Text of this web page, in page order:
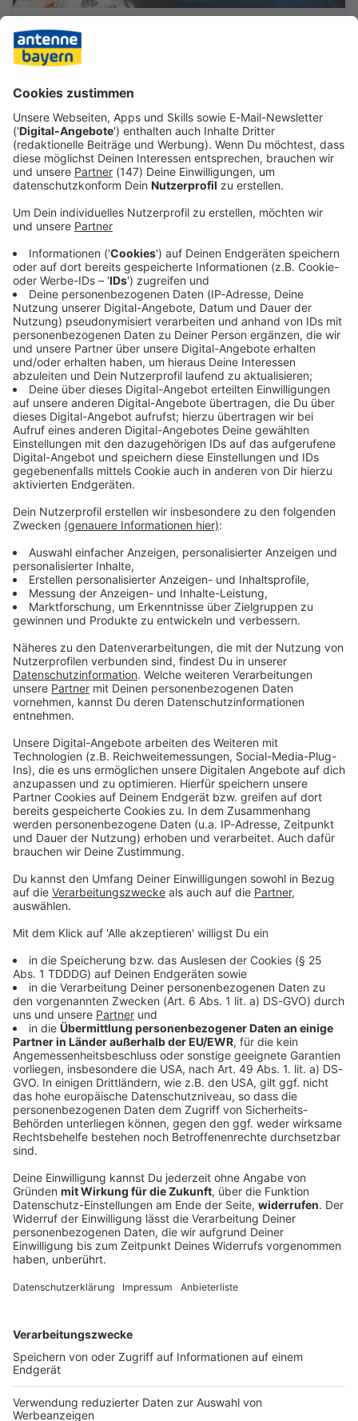
ANTENNE BAYERN – Bock auf Bayern:
Hier Urlaubs-Highlights sichern!
Gemeinsam machen wir Bayern in diesem Sommer
ihr Bock? Macht mit, verratet es uns und lasst es uns
zusammen erleben.
Jetzt Push aktivieren
Hier geht's zu allen Finalisten:
The next Radiostar - Finalist: Der Mode-
Revoluzzer Sebastian
ANTENNE BAYERN sucht "The next Radiostar"! Hier
lernt ihr Sebastian, den Mode-Revoluzzer kennen.
Wer wird am Ende die Krone als „The Next Radiostar“
tragen? Ihr entscheidet!
The next Radiostar - Finalist: Die lässige
Lara
lernt ihr die lässige Lara kennen. Wer wird am Ende
die Krone als „The Next Radiostar“ tragen? Ihr
entscheidet!
The next Radiostar - Finalist: Die coole
Jule
ANTENNE BAYERN sucht "The next Radiostar"! Hier
Krone als „The Next Radiostar“ tragen? Ihr
DAS KÖNNTE DICH AUCH INTERESSIEREN
The next Radiostar - Finalist: Die lässige Lara
ANTENNE BAYERN sucht "The next Radiostar"! Hier
lernt ihr die lässige Lara kennen. Wer wird am Ende
die Krone als „The Next Radiostar“ tragen? Ihr
entscheidet!
The next Radiostar - Finalist: Die coole Jule
ANTENNE BAYERN sucht "The next Radiostar"! Hier
lernt ihr die coole Jule kennen. Wer wird am Ende die
entscheidet!
DEINE GEMERKTEN ARTIKEL
Du hast dir noch keine Artikel gemerkt